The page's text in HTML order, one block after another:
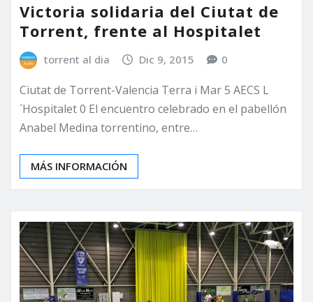
Victoria solidaria del Ciutat de
Torrent, frente al Hospitalet
torrent al dia Dic 9, 2015 0
Ciutat de Torrent-Valencia Terra i Mar 5 AECS L
´Hospitalet 0 El encuentro celebrado en el pabellón
Anabel Medina torrentino, entre…
MÁS INFORMACIÓN